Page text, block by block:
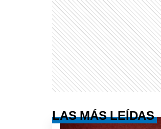
LAS MÁS LEÍDAS